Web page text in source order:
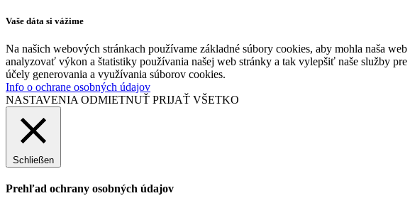
Vaše dáta si vážime
Na našich webových stránkach používame základné súbory cookies, aby mohla naša
analyzovať výkon a štatistiky používania našej web stránky a tak vylepšiť naše služby
účely generovania a využívania súborov cookies.
Info o ochrane osobných údajov
NASTAVENIA ODMIETNUŤ PRIJAŤ VŠETKO
Schließen
Prehľad ochrany osobných údajov